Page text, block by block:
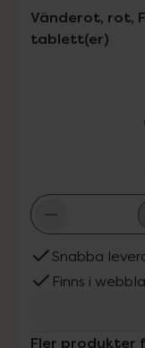
Vänderot, rot,
tablett(er)
Snabba
Finns i
Fler produkter